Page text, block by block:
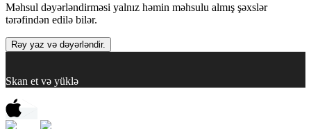
Məhsul dəyərləndirməsi yalnız həmin məhsulu almış şəxslər
tərəfindən edilə bilər.
Rəy yaz və dəyərləndir.
Skan et və yüklə